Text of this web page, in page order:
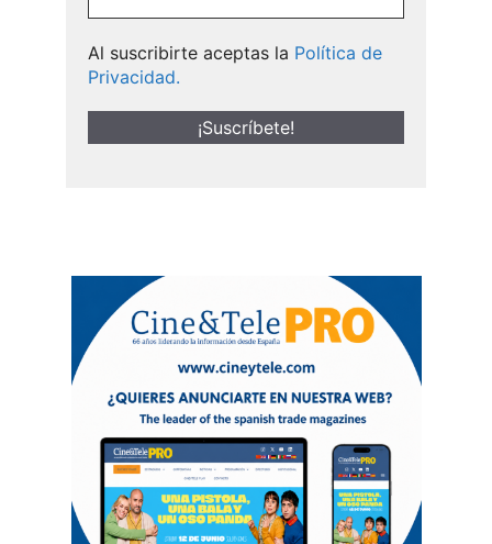
Al suscribirte aceptas la Política de
Privacidad.